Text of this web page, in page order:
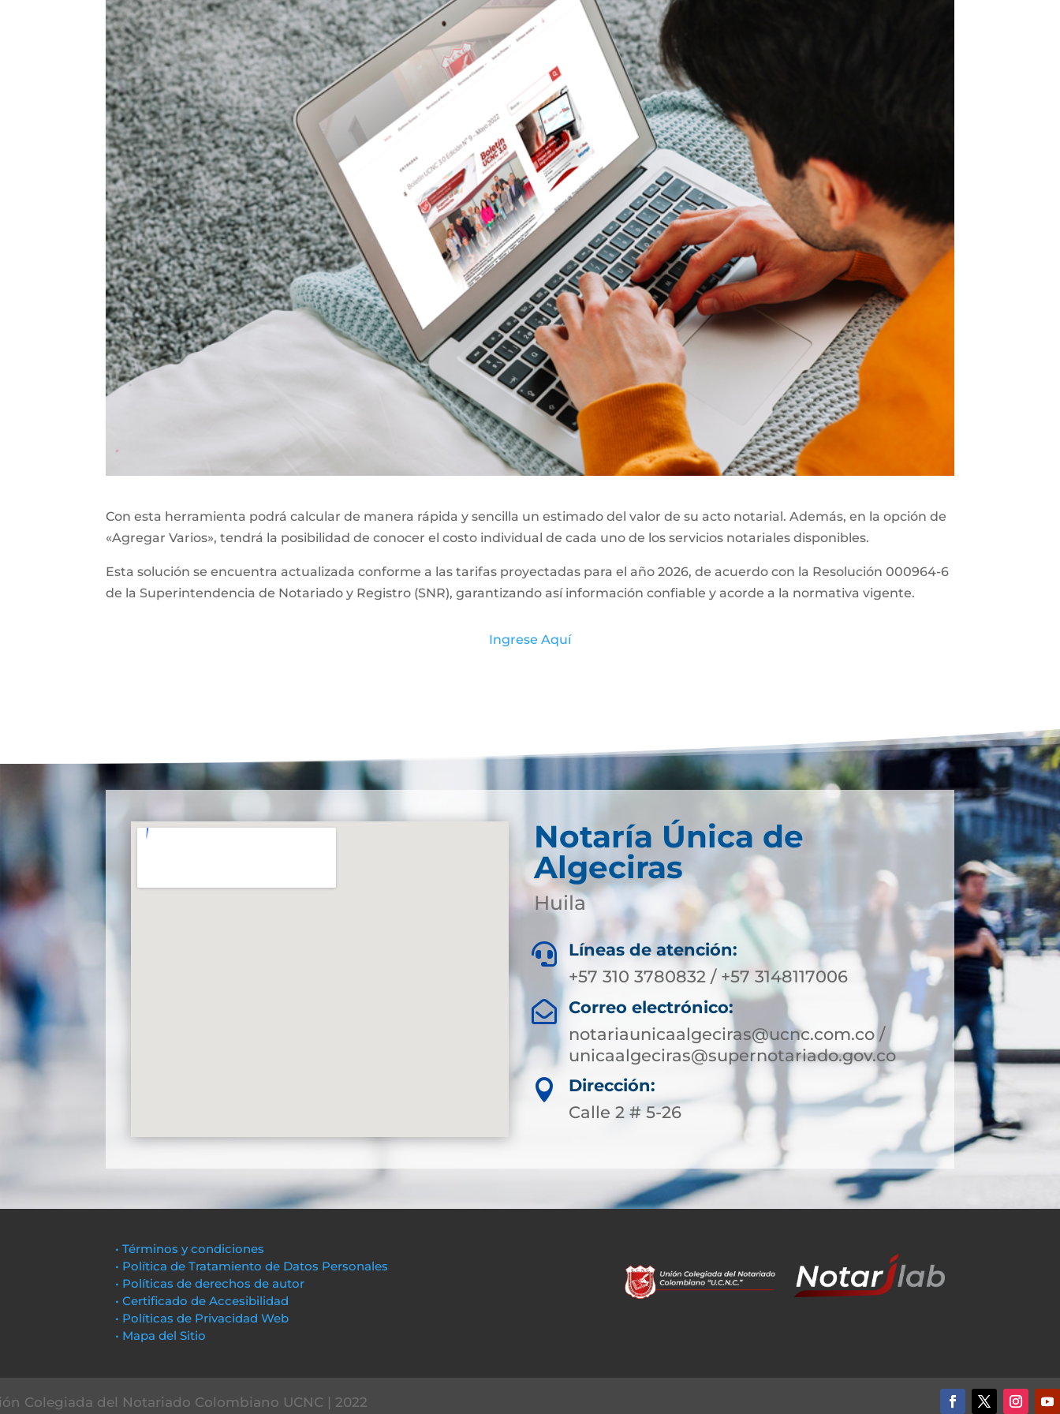
Con esta herramienta podrá calcular de manera rápida y sencilla un estimado del valor de su acto notarial. Además, en la opción de
«Agregar Varios», tendrá la posibilidad de conocer el costo individual de cada uno de los servicios notariales disponibles.
Esta solución se encuentra actualizada conforme a las tarifas proyectadas para el año 2026, de acuerdo con la Resolución 000964-6
de la Superintendencia de Notariado y Registro (SNR), garantizando así información confiable y acorde a la normativa vigente.
Ingrese Aquí
Notaría Única de
Algeciras
Huila

Líneas de atención:
+57 310 3780832 / +57 3148117006

Correo electrónico:
notariaunicaalgeciras@ucnc.com.co /
unicaalgeciras@supernotariado.gov.co

Dirección:
Calle 2 # 5-26
• Términos y condiciones
• Política de Tratamiento de Datos Personales
• Políticas de derechos de autor
• Certificado de Accesibilidad
• Políticas de Privacidad Web
• Mapa del Sitio
Colegiada del Notariado Colombiano UCNC | 2022